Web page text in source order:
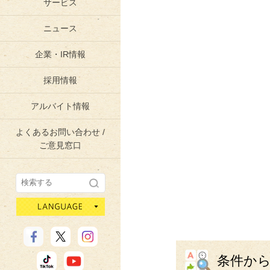
サービス
ニュース
企業・IR情報
採用情報
アルバイト情報
よくあるお問い合わせ /
ご意見窓口
条件か